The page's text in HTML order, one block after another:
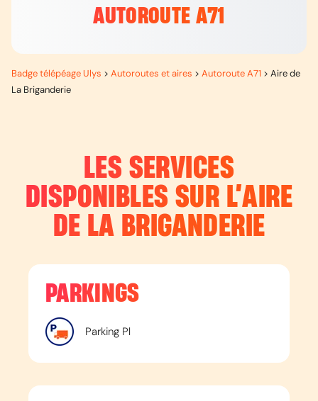
AUTOROUTE A71
Badge télépéage Ulys > Autoroutes et aires > Autoroute A71 > Aire de
La Briganderie
LES SERVICES
DISPONIBLES SUR L’AIRE
DE LA BRIGANDERIE
PARKINGS
Parking Pl